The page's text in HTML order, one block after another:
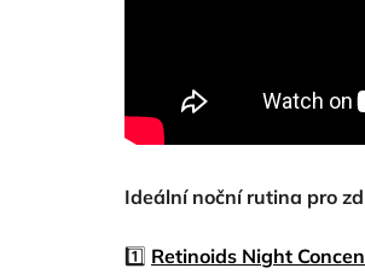
Ideální noční rutina pro
1️⃣ Retinoids Night